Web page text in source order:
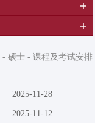
- 硕士- 课程及考试安排
2025-11-28
2025-11-12